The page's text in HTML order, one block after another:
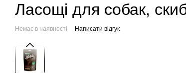
Ласощі для собак,
Немає в наявності Написати відгук